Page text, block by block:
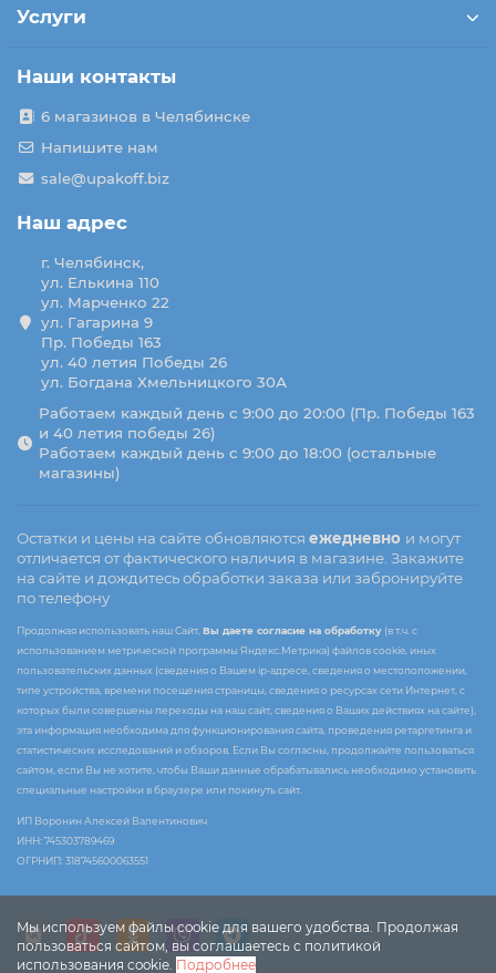
Мы используем файлы cookie для вашего удобства. Продолжая
пользоваться сайтом, вы соглашаетесь с политикой
использования cookie. Подробнее
Услуги
Наши контакты
6 магазинов в Челябинске
Напишите нам
sale@upakoff.biz
Наш адрес
г. Челябинск,
ул. Елькина 110
ул. Марченко 22
ул. Гагарина 9
Пр. Победы 163
ул. 40 летия Победы 26
ул. Богдана Хмельницкого 30А
Работаем каждый день с 9:00 до 20:00 (Пр. Победы 163
и 40 летия победы 26)
Работаем каждый день с 9:00 до 18:00 (остальные
магазины)
Остатки и цены на сайте обновляются ежедневно и могут
отличается от фактического наличия в магазине. Закажите
на сайте и дождитесь обработки заказа или забронируйте
по телефону
Продолжая использовать наш Сайт, Вы даете согласие на обработку (в т.ч. с
использованием метрической программы Яндекс.Метрика) файлов cookie, иных
пользовательских данных (сведения о Вашем ip-адресе, сведения о местоположении,
типе устройства, времени посещения страницы, сведения о ресурсах сети Интернет, с
которых были совершены переходы на наш сайт, сведения о Ваших действиях на сайте),
эта информация необходима для функционирования сайта, проведения ретаргетинга и
статистических исследований и обзоров. Если Вы согласны, продолжайте пользоваться
сайтом, если Вы не хотите, чтобы Ваши данные обрабатывались необходимо установить
специальные настройки в браузере или покинуть сайт.
ИП Воронин Алексей Валентинович
ИНН: 745303789469
ОГРНИП: 318745600063551